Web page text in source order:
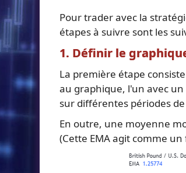
Pour trader avec la
étapes à suivre sont les
1. Définir le
La première étape
au graphique, l'un avec
sur différentes périodes
En outre, une moyenne
(Cette EMA agit comme